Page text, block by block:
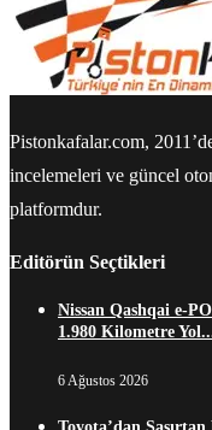
Pistonkafalar.com,
incelemeleri ve güncel
platformdur.
Editörün Seçtikleri
Nissan Qashqai e-
1.980 Kilometre
6 Ağustos 2026